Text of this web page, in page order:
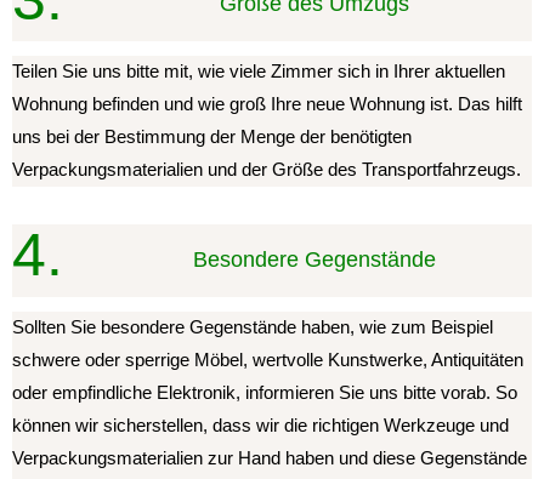
Teilen Sie uns bitte mit, wie viele Zimmer sich in Ihrer aktuellen
Wohnung befinden und wie groß Ihre neue Wohnung ist. Das hilft
uns bei der Bestimmung der Menge der benötigten
Verpackungsmaterialien und der Größe des Transportfahrzeugs.
4. Besondere Gegenstände
Sollten Sie besondere Gegenstände haben, wie zum Beispiel
schwere oder sperrige Möbel, wertvolle Kunstwerke, Antiquitäten
oder empfindliche Elektronik, informieren Sie uns bitte vorab. So
können wir sicherstellen, dass wir die richtigen Werkzeuge und
Verpackungsmaterialien zur Hand haben und diese Gegenstände